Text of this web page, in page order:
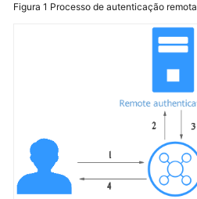
Configurações
de
HTTPS
Figura 1 Processo de autenticação remota